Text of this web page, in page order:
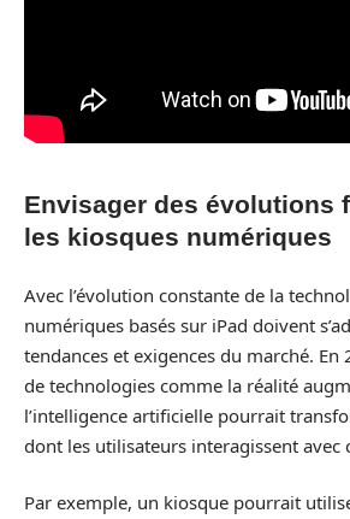
Envisager des évolutions
les kiosques numériques
Avec l’évolution constante de la
numériques basés sur iPad doivent
tendances et exigences du marché. En
de technologies comme la réalité
l’intelligence artificielle pourrait
dont les utilisateurs interagissent avec
Par exemple, un kiosque pourrait